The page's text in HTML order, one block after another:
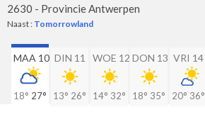
2630 - Provincie Antwerpen
Naast : Tomorrowland
MAA 10
18° 27°
DIN 11
13° 26°
WOE 12
14° 32°
DON 13
18° 35°
VRI 14
20° 36°